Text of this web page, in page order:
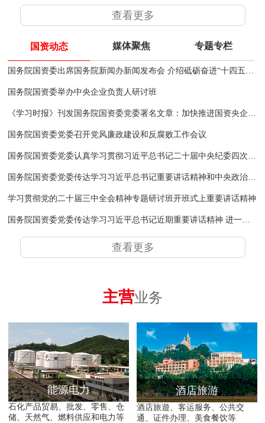
查看更多
国资动态 媒体聚焦 专题专栏
国务院国资委举办中央企业负责人研讨班
国务院国资委党委召开党风廉政建设和反腐败工作会议
学习贯彻党的二十届三中全会精神专题研讨班开班式上重要讲话精神
查看更多
主营业务
能源电力
石化产品贸易、批发、零售、仓
储、天然气、燃料供应和电力等
酒店旅游
酒店旅遊、客运服务、公共交
通、证件办理、美食餐饮等